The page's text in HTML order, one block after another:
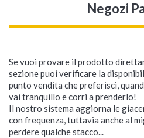
Negozi
Se vuoi provare il prodotto
sezione puoi verificare la
punto vendita che preferisci,
vai tranquillo e corri a prenderlo!
Il nostro sistema aggiorna le
con frequenza, tuttavia anche al
perdere qualche stacco...